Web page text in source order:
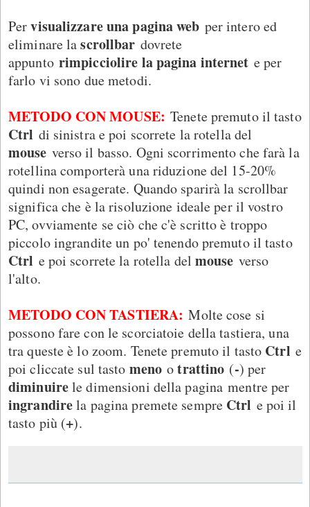
Pervisualizzare una pagina web per intero ed
eliminare lascrollbar dovrete
appuntorimpicciolire la pagina internet e per
farlo vi sono due metodi.
METODO CON MOUSE: Tenete premuto il tasto
Ctrl di sinistra e poi scorrete la rotella del
mouse verso il basso. Ogni scorrimento che farà la
rotellina comporterà una riduzione del 15-20%
quindi non esagerate. Quando sparirà la scrollbar
significa che è la risoluzione ideale per il vostro
PC, ovviamente se ciò che c'è scritto è troppo
piccolo ingrandite un po' tenendo premuto il tasto
Ctrl e poi scorrete la rotella del mouse verso
l'alto.
METODO CON TASTIERA: Molte cose si
possono fare con le scorciatoie della tastiera, una
tra queste è lo zoom. Tenete premuto il tasto Ctrl e
poi cliccate sul tasto meno otrattino (-) per
diminuirele dimensioni della pagina mentre per
ingrandirela pagina premete sempre Ctrl e poi il
tasto più (+).